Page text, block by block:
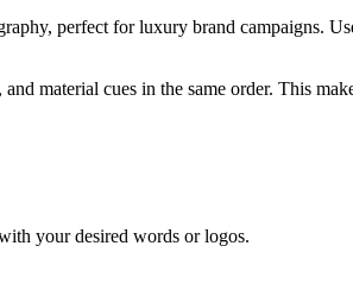
perfect for luxury brand campaigns.
material cues in the same order. This
your desired words or logos.